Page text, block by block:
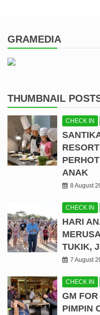
GRAMEDIA
THUMBNAIL
CHECK IN
ANAK
8 August
CHECK IN
HARI
TUKIK,
7 August
CHECK IN
GM
PIMPIN